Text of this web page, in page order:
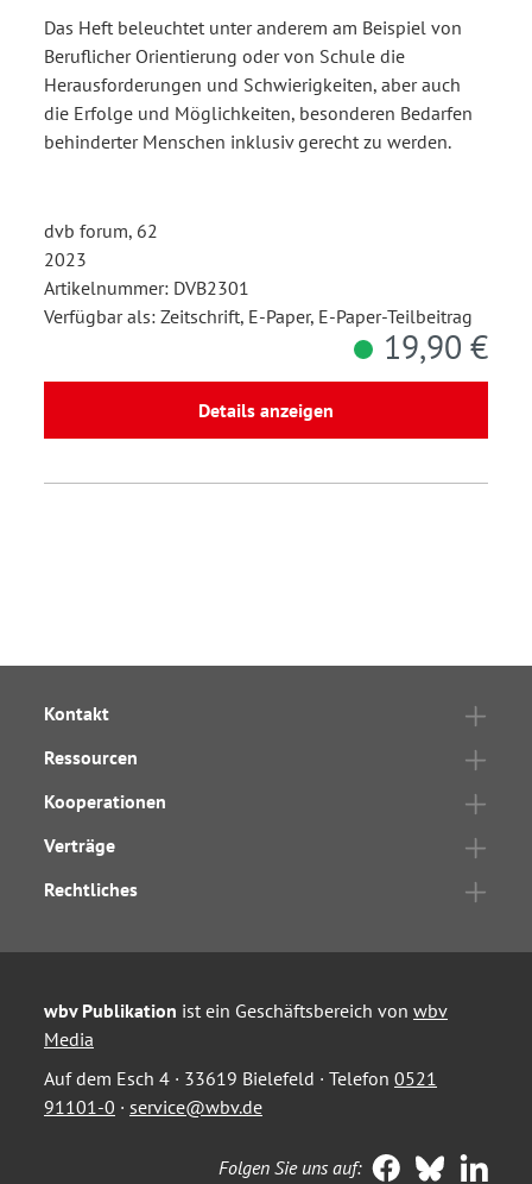
Das Heft beleuchtet unter anderem am Beispiel von
Beruflicher Orientierung oder von Schule die
Herausforderungen und Schwierigkeiten, aber auch
die Erfolge und Möglichkeiten, besonderen Bedarfen
behinderter Menschen inklusiv gerecht zu werden.
dvb forum, 62
2023
Artikelnummer: DVB2301
Verfügbar als: Zeitschrift, E-Paper, E-Paper-Teilbeitrag
19,90 €
Details anzeigen
Kontakt
Ressourcen
Kooperationen
Verträge
Rechtliches
wbv Publikation ist ein Geschäftsbereich von wbv
Media
Auf dem Esch 4 · 33619 Bielefeld · Telefon 0521
91101-0 · service@wbv.de
Folgen Sie uns auf: